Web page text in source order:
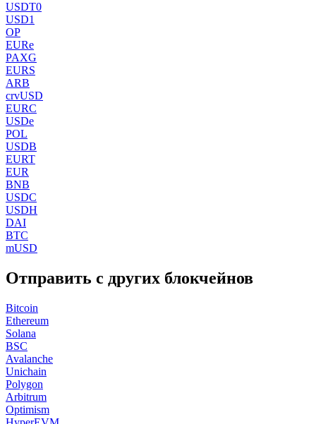
USDT0
USD1
OP
EURe
PAXG
EURS
ARB
crvUSD
EURC
USDe
POL
USDB
EURT
EUR
BNB
USDC
USDH
DAI
BTC
mUSD
Отправить с других блокчейнов
Bitcoin
Ethereum
Solana
BSC
Avalanche
Unichain
Polygon
Arbitrum
Optimism